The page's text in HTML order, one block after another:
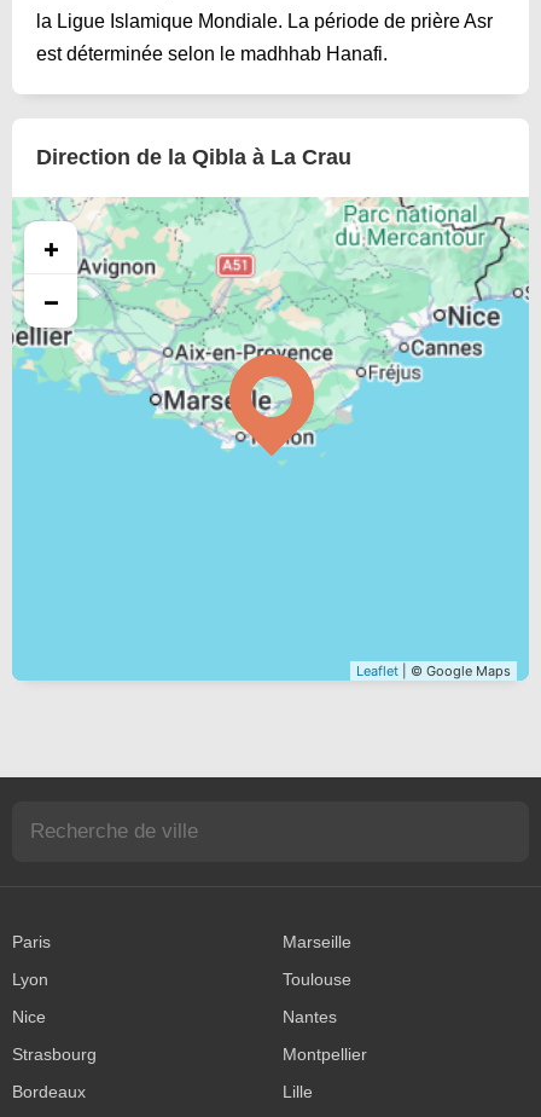
la Ligue Islamique Mondiale. La période de prière Asr
est déterminée selon le madhhab Hanafi.
Direction de la Qibla à La Crau
+
−
Leaflet | © Google Maps
Paris
Marseille
Lyon
Toulouse
Nice
Nantes
Strasbourg
Montpellier
Bordeaux
Lille